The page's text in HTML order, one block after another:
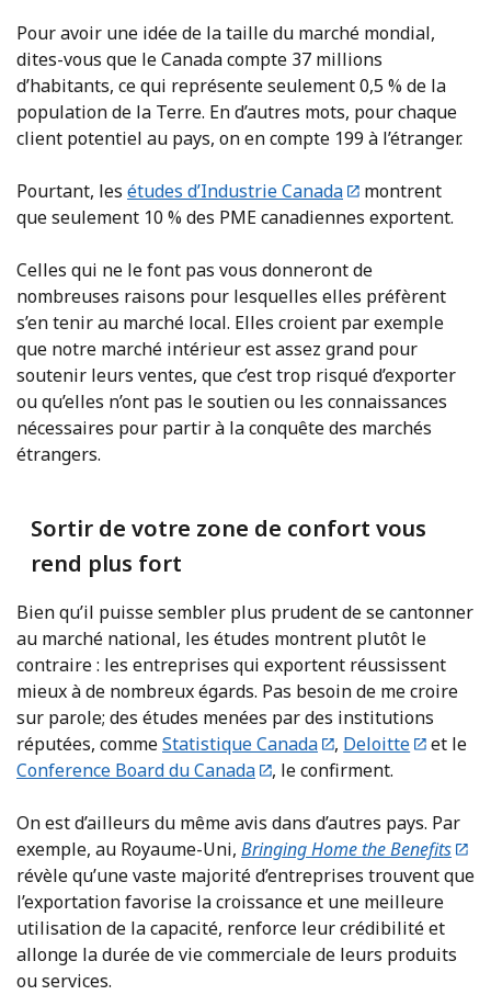
Pour avoir une idée de la taille du marché mondial,
dites-vous que le Canada compte 37 millions
d’habitants, ce qui représente seulement 0,5 % de la
population de la Terre. En d’autres mots, pour chaque
client potentiel au pays, on en compte 199 à l’étranger.
Pourtant, les études d’Industrie Canada
montrent
que seulement 10 % des PME canadiennes exportent.
Celles qui ne le font pas vous donneront de
nombreuses raisons pour lesquelles elles préfèrent
s’en tenir au marché local. Elles croient par exemple
que notre marché intérieur est assez grand pour
soutenir leurs ventes, que c’est trop risqué d’exporter
ou qu’elles n’ont pas le soutien ou les connaissances
nécessaires pour partir à la conquête des marchés
étrangers.
Sortir de votre zone de confort vous
rend plus fort
Bien qu’il puisse sembler plus prudent de se cantonner
au marché national, les études montrent plutôt le
contraire : les entreprises qui exportent réussissent
mieux à de nombreux égards. Pas besoin de me croire
sur parole; des études menées par des institutions
réputées, commeStatistique Canada , Deloitte
et le
Conference Board du Canada
, le confirment.
On est d’ailleurs du même avis dans d’autres pays. Par
exemple, au Royaume-Uni, Bringing Home the Benefits
révèle qu’une vaste majorité d’entreprises trouvent que
l’exportation favorise la croissance et une meilleure
utilisation de la capacité, renforce leur crédibilité et
allonge la durée de vie commerciale de leurs produits
ou services.